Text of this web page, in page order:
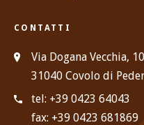
CONTATTI
Via Dogana Vecchia, 10
31040 Covolo di
tel: +39 0423 64043
fax: +39 0423 681869